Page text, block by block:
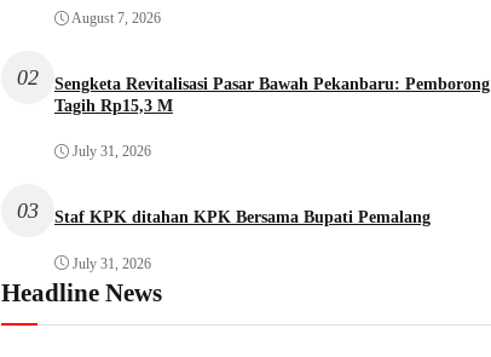
August 7, 2026
02
Sengketa Revitalisasi Pasar Bawah Pekanbaru: Pemborong
Tagih Rp15,3 M
July 31, 2026
03 Staf KPK ditahan KPK Bersama Bupati Pemalang
July 31, 2026
Headline News